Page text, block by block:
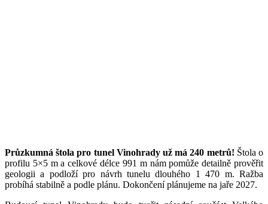
Průzkumná štola pro tunel Vinohrady už má 240 metrů! Štola o
profilu 5×5 m a celkové délce 991 m nám pomůže detailně prověřit
geologii a podloží pro návrh tunelu dlouhého 1 470 m. Ražba
probíhá stabilně a podle plánu. Dokončení plánujeme na jaře 2027.